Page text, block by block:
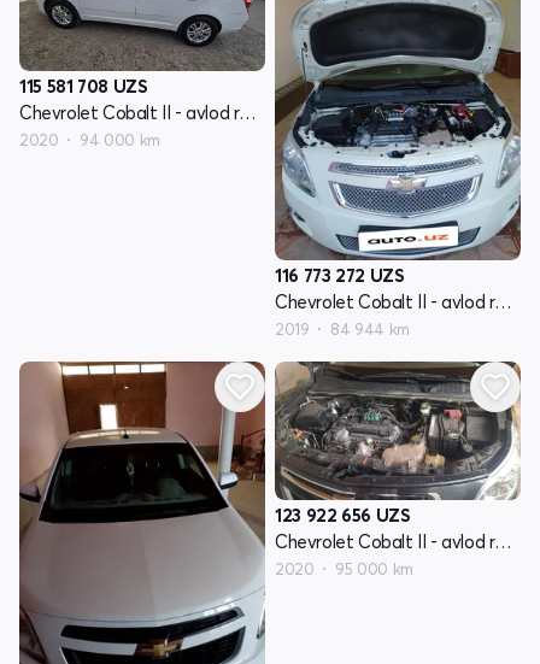
115 581 708 UZS
Chevrolet Cobalt II - avlod restyling
2020 94 000 km
116 773 272 UZS
Chevrolet Cobalt II - avlod restyling
2019 84 944 km
123 922 656 UZS
Chevrolet Cobalt II - avlod restyling
2020 95 000 km